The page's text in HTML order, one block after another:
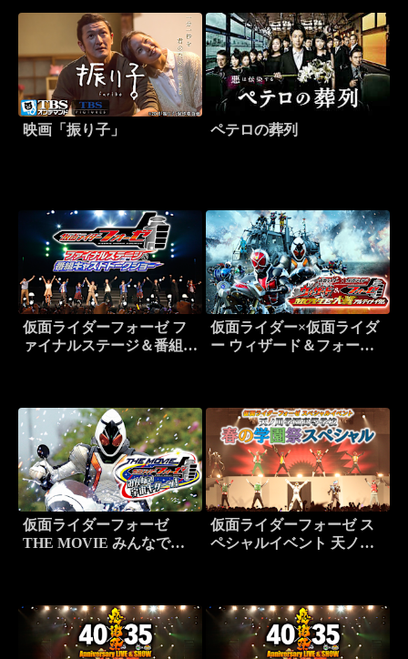
映画「振り子」 ペテロの葬列
仮面ライダーフォーゼ フ
ァイナルステージ＆番組キ
仮面ライダー×仮面ライダ
ー ウィザード＆フォーゼ
仮面ライダーフォーゼ
THE MOVIE みんなで宇
仮面ライダーフォーゼ ス
ペシャルイベント 天ノ川